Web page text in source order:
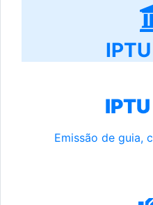
Emissão de guia,